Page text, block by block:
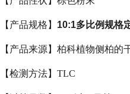
【产品规格】 10:1多比例规格
【产品来源】柏科植物侧柏的
【检测方法】TLC